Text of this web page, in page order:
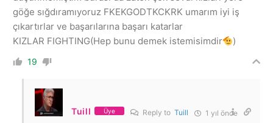
göğe sığdıramıyoruz FKEKGODTKCKRK umarım iyi iş
çıkartırlar ve başarılarına başarı katarlar
KIZLAR FIGHTING(Hep bunu demek istemisimdir
)
19
Tuill Üye Reply to Tuill 1 yıl önce